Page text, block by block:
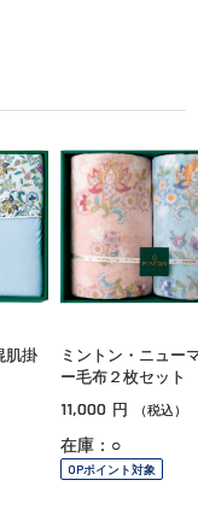
肌掛
ミントン・ニュー
ー毛布２枚セット
11,000 円 （税込）
在庫：○
OPポイント対象